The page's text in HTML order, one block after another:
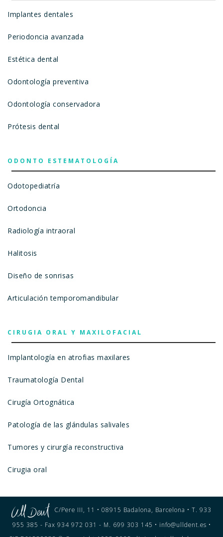
Implantes dentales
Periodoncia avanzada
Estética dental
Odontología preventiva
Odontología conservadora
Prótesis dental
ODONTO ESTEMATOLOGÍA
Odotopediatría
Ortodoncia
Radiología intraoral
Halitosis
Diseño de sonrisas
Articulación temporomandibular
CIRUGIA ORAL Y MAXILOFACIAL
Implantología en atrofias maxilares
Traumatología Dental
Cirugía Ortognática
Patología de las glándulas salivales
Tumores y cirurgía reconstructiva
Cirugia oral
C/Pere III, 11 • 08915 Badalona, Barcelona • T. 933
955 385 - Fax 934 972 031 - M. 699 303 145 • info@ulldent.es •